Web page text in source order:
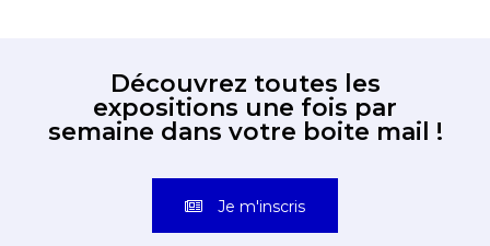
Découvrez toutes les
expositions une fois par
semaine dans votre boite mail !
Je m'inscris